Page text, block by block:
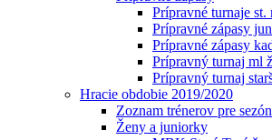
Prípravné turnaje
Prípravné zápasy
Prípravné zápasy
Prípravný turnaj ml
Prípravný turnaj
Hracie obdobie 2019/2020
Zoznam trénerov pre
Ženy a juniorky